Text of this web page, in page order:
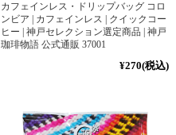
カフェインレス・ドリップバッグ コロ
ンビア | カフェインレス | クイックコー
ヒー | 神戸セレクション選定商品 | 神戸
珈琲物語 公式通販 37001
¥270(税込)